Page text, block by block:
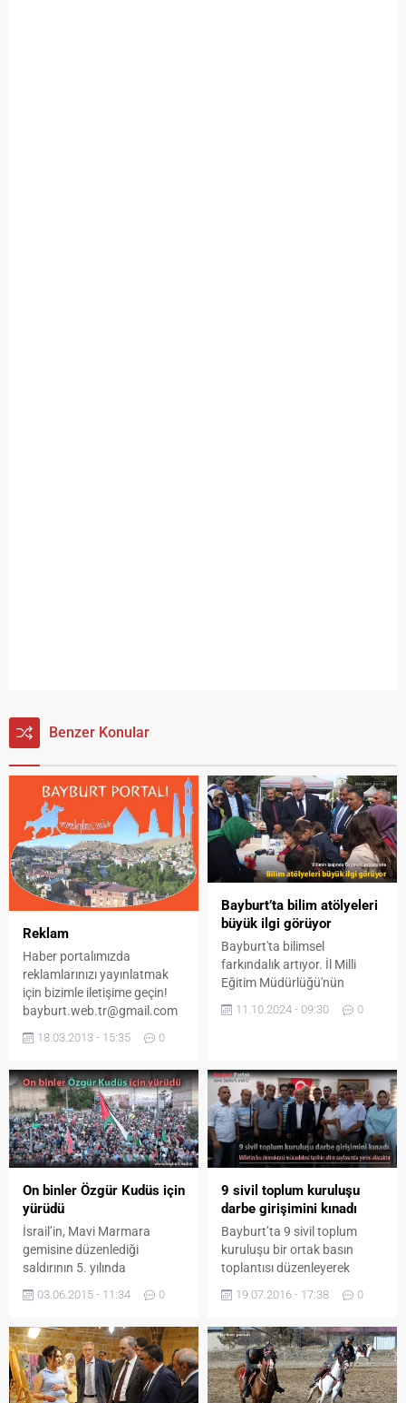
Benzer Konular
Reklam
Haber portalımızda
reklamlarınızı yayınlatmak
için bizimle iletişime geçin!
bayburt.web.tr@gmail.com
Bayburt Portalı
18.03.2013 - 15:35 0
Bayburt’ta bilim atölyeleri
büyük ilgi görüyor
Bayburt'ta bilimsel
farkındalık artıyor. İl Milli
Eğitim Müdürlüğü'nün
Bayburt" projesi
şenliğine dönüştürdü.
11.10.2024 - 09:30 0
On binler Özgür Kudüs için
yürüdü
İsrail’in, Mavi Marmara
gemisine düzenlediği
saldırının 5. yılında
Yürüyüşü” gerçekleştirildi.
derneği, Müslüman
Dilendirmezler Cemiyeti ve
Türkiye Gençlik Vakfı’nın
koordinasyonunda
03.06.2015 - 11:34 0
9 sivil toplum kuruluşu
darbe girişimini kınadı
Bayburt’ta 9 sivil toplum
kuruluşu bir ortak basın
toplantısı düzenleyerek
Eczacılar Odası’nda yapılan
vergilerle alınan silahların
millete doğrultulduğu
hatırlatılarak, “15 Temmuz
2016 günü başlatılan kanlı
19.07.2016 - 17:38 0